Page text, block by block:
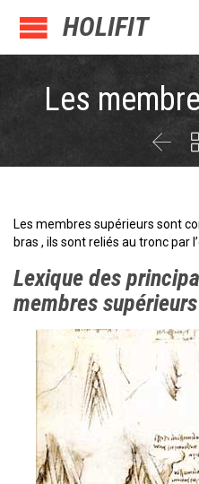
HOLIFIT
Les

Les membres supérieurs sont
bras , ils sont reliés au troncpar
Lexique des
membres